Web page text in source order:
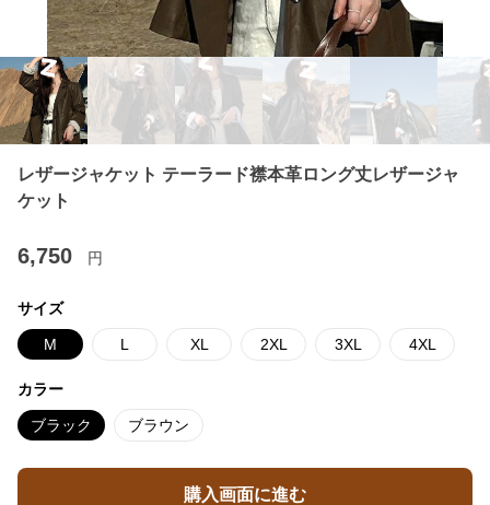
レザージャケット テーラード襟本革ロング丈レザージャ
ケット
6,750 円
サイズ
M L XL 2XL 3XL 4XL
カラー
ブラック ブラウン
購入画面に進む